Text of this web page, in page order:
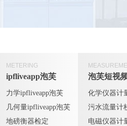
METERING
ipfliveapp泡芙
力学ipfliveapp泡芙
几何量ipfliveapp泡芙
地磅衡器检定
泡芙短视
化学仪器计
污水流量计
电磁仪器计